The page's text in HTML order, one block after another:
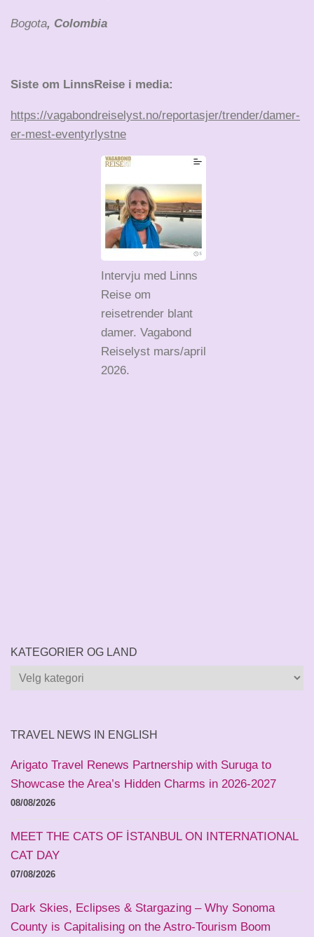
Bogota, Colombia
Siste om LinnsReise i media:
https://vagabondreiselyst.no/reportasjer/trender/damer-
er-mest-eventyrlystne
Intervju med Linns
Reise om
reisetrender blant
damer. Vagabond
Reiselyst mars/april
2026.
KATEGORIER OG LAND
Kategorier
TRAVEL NEWS IN ENGLISH
Arigato Travel Renews Partnership with Suruga to
Showcase the Area’s Hidden Charms in 2026-2027
08/08/2026
MEET THE CATS OF İSTANBUL ON INTERNATIONAL
CAT DAY
07/08/2026
Dark Skies, Eclipses & Stargazing – Why Sonoma
County is Capitalising on the Astro-Tourism Boom